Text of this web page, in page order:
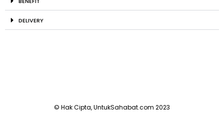
DELIVERY
© Hak Cipta, UntukSahabat.com 2023